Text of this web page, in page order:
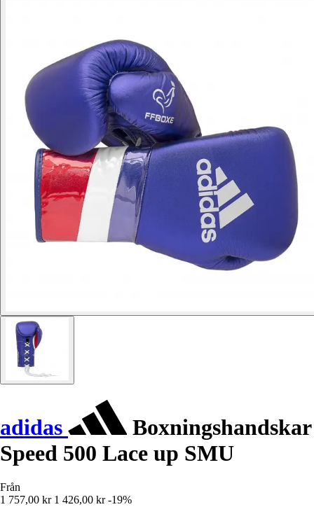
adidas
Boxningshandskar
Speed 500 Lace up SMU
Från
1 757,00 kr 1 426,00 kr -19%